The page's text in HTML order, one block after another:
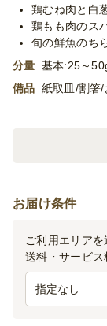
※使い捨て容器で
膳・撤収等のサ
※「10卓に配置
追加容器代金をい
す。予めご了承く
鶏むね肉と白
鶏もも肉のス
旬の鮮魚のち
分量 基本:25～
備品 紙取皿/割箸/
お届け条件
ご利用エリア
送料・サービス